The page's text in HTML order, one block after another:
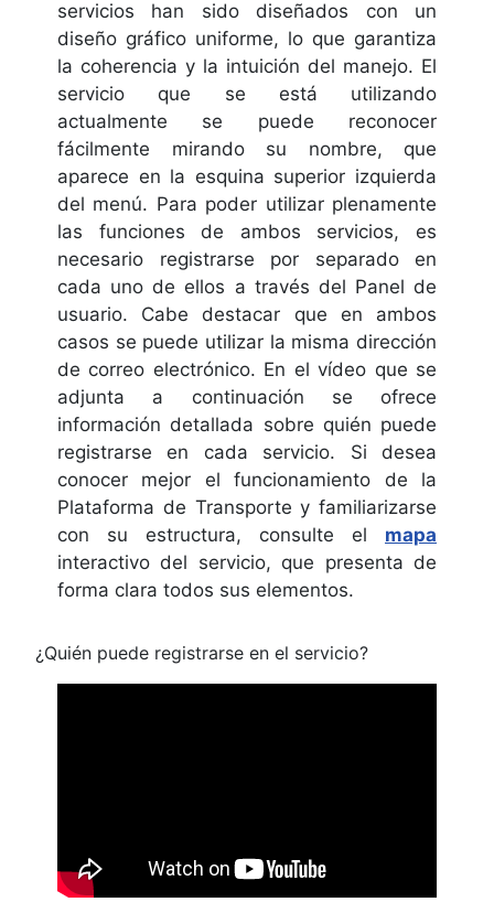
servicios han sido diseñados con un
diseño gráfico uniforme, lo que garantiza
la coherencia y la intuición del manejo. El
servicio que se está utilizando
actualmente se puede reconocer
fácilmente mirando su nombre, que
aparece en la esquina superior izquierda
del menú. Para poder utilizar plenamente
las funciones de ambos servicios, es
necesario registrarse por separado en
cada uno de ellos a través del Panel de
usuario. Cabe destacar que en ambos
casos se puede utilizar la misma dirección
de correo electrónico. En el vídeo que se
adjunta a continuación se ofrece
información detallada sobre quién puede
registrarse en cada servicio. Si desea
conocer mejor el funcionamiento de la
Plataforma de Transporte y familiarizarse
con su estructura, consulte el mapa
interactivo del servicio, que presenta de
forma clara todos sus elementos.
¿Quién puede registrarse en el servicio?